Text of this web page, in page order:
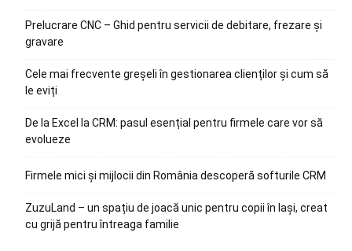
Prelucrare CNC – Ghid pentru servicii de debitare, frezare și
gravare
Cele mai frecvente greșeli în gestionarea clienților și cum să
le eviți
De la Excel la CRM: pasul esențial pentru firmele care vor să
evolueze
Firmele mici și mijlocii din România descoperă softurile CRM
ZuzuLand – un spațiu de joacă unic pentru copii în Iași, creat
cu grijă pentru întreaga familie